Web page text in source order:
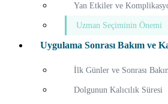
Yan Etkiler ve
Uzman Seçiminin Önemi
Uygulama Sonrası Bakım ve
İlk Günler ve Sonrası
Dolgunun Kalıcılık Süresi